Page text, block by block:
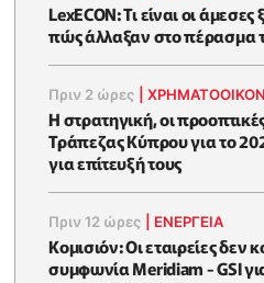
LexECON: Τι είναι οι
πώς άλλαξαν στο πέρασμα
Πριν 2 ώρες |
Η στρατηγική, οι
Τράπεζας Κύπρου για το
για επίτευξή τους
Πριν 12 ώρες ΕΝΈΡΓΕΙΑ
Κομισιόν: Οι εταιρείες δεν
συμφωνία Meridiam - GSI